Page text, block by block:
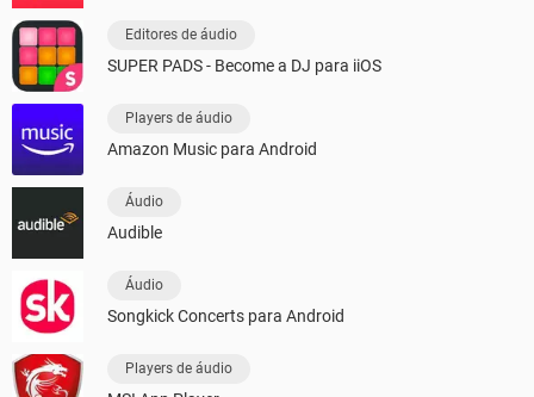
Editores de áudio
SUPER PADS - Become a DJ para iiOS
Players de áudio
Amazon Music para Android
Áudio
Audible
Áudio
Songkick Concerts para Android
Players de áudio